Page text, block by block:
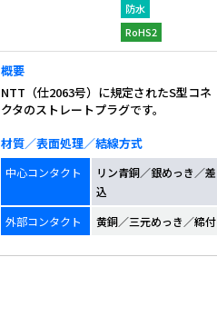
防水
RoHS2
概要
NTT（仕2063号）に規定されたS型コネ
クタのストレートプラグです。
材質／表面処理／結線方式
中心コンタクト
リン青銅／銀めっき／差
込
外部コンタクト
黄銅／三元めっき／締付